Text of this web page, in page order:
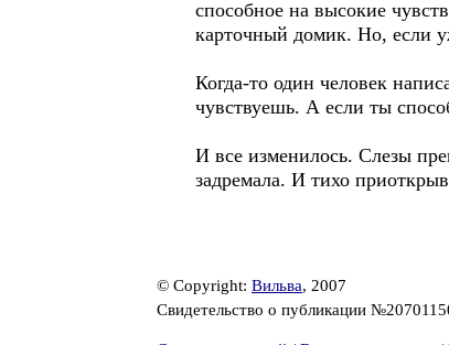
способное на высокие
карточный домик. Но, если
Когда-то один человек
чувствуешь. А если ты
И все изменилось. Слезы
задремала. И тихо
© Copyright: Вильва, 2007
Свидетельство о публикации